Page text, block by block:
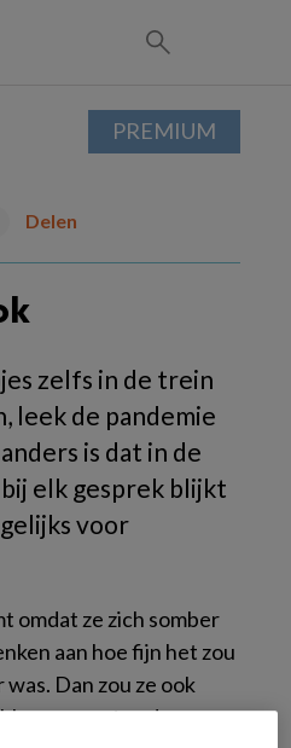
Delen
zelfs in de trein
leek de pandemie
is dat in de
elk gesprek blijkt
voor
omdat ze zich somber
aan hoe fijn het zou
was. Dan zou ze ook
om wat anderen
PREMIUM